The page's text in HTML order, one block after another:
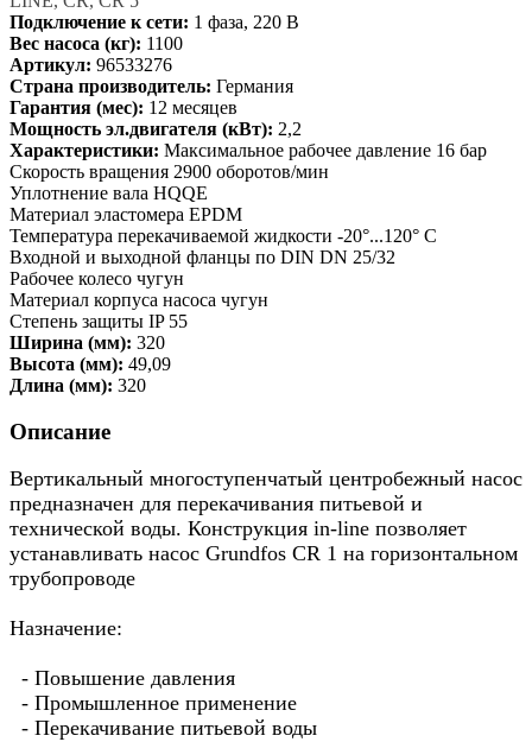
Подключение к сети: 1 фаза, 220 В
Вес насоса (кг): 1100
Артикул: 96533276
Страна производитель: Германия
Гарантия (мес): 12 месяцев
Мощность эл.двигателя (кВт): 2,2
Характеристики: Максимальное рабочее давление 16 бар
Скорость вращения 2900 оборотов/мин
Уплотнение вала HQQE
Материал эластомера EPDM
Температура перекачиваемой жидкости -20°...120° C
Входной и выходной фланцы по DIN DN 25/32
Рабочее колесо чугун
Материал корпуса насоса чугун
Степень защиты IP 55
Ширина (мм): 320
Высота (мм): 49,09
Длина (мм): 320
Описание
Вертикальный многоступенчатый центробежный насос
предназначен для перекачивания питьевой и
технической воды. Конструкция in-line позволяет
устанавливать насос Grundfos CR 1 на горизонтальном
трубопроводе
Назначение:
- Повышение давления
- Промышленное применение
- Перекачивание питьевой воды